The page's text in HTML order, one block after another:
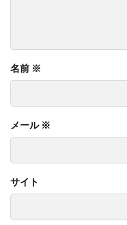
名前 ※
メール ※
サイト